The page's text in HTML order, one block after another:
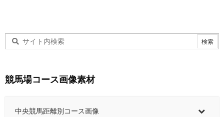
競馬場コース画像素材
中央競馬距離別コース画像